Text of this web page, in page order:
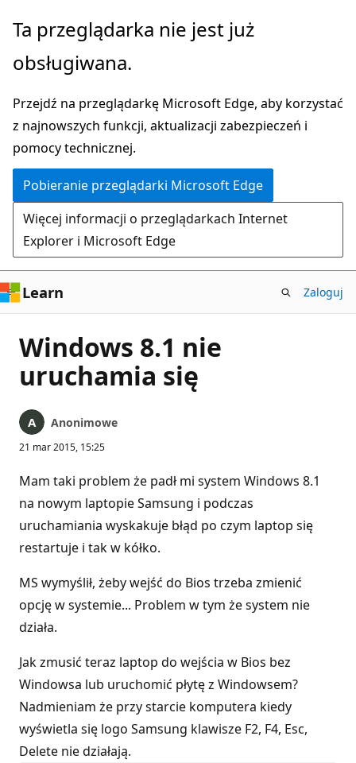
Przejdź
głównej
Ta przeglądarka nie jest już
obsługiwana.
Przejdź na przeglądarkę Microsoft Edge, aby korzystać
z najnowszych funkcji, aktualizacji zabezpieczeń i
pomocy technicznej.
Pobieranie przeglądarki Microsoft Edge
Więcej informacji o przeglądarkach Internet
Explorer i Microsoft Edge
Learn Zaloguj
Windows 8.1 nie
uruchamia się
Anonimowe
21 mar 2015, 15:25
Mam taki problem że padł mi system Windows 8.1
na nowym laptopie Samsung i podczas
uruchamiania wyskakuje błąd po czym laptop się
restartuje i tak w kółko.
MS wymyślił, żeby wejść do Bios trzeba zmienić
opcję w systemie... Problem w tym że system nie
działa.
Jak zmusić teraz laptop do wejścia w Bios bez
Windowsa lub uruchomić płytę z Windowsem?
Nadmieniam że przy starcie komputera kiedy
wyświetla się logo Samsung klawisze F2, F4, Esc,
Delete nie działają.